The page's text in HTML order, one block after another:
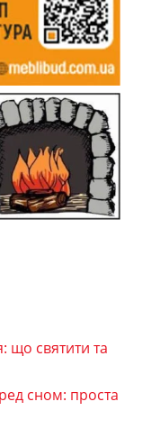
що святити та
сном: проста